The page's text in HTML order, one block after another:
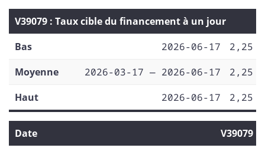
V39079 : Taux cible du financement à un jour
Bas
2026-06-17
2,25
Moyenne
2026-03-17 — 2026-06-17
2,25
Haut
2026-06-17 2,25
Date
V39079